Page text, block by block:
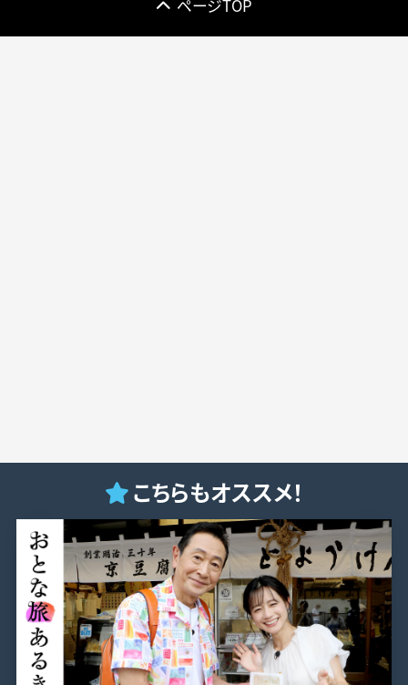
ページTOP
こちらもオススメ！